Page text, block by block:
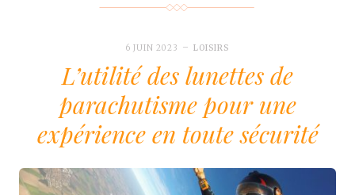
6 JUIN 2023 LOISIRS
L’utilité des lunettes de
parachutisme pour une
expérience en toute sécurité